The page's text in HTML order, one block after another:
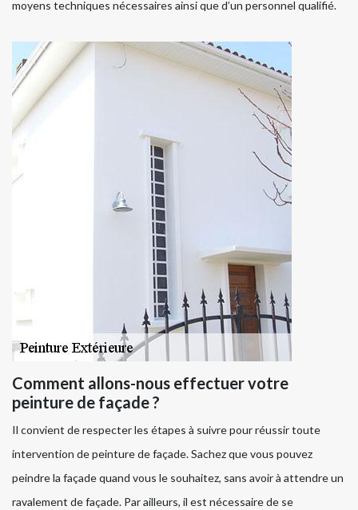
moyens techniques nécessaires ainsi que d’un personnel qualifié.
Comment allons-nous effectuer votre
peinture de façade ?
Il convient de respecter les étapes à suivre pour réussir toute
intervention de peinture de façade. Sachez que vous pouvez
peindre la façade quand vous le souhaitez, sans avoir à attendre un
ravalement de façade. Par ailleurs, il est nécessaire de se